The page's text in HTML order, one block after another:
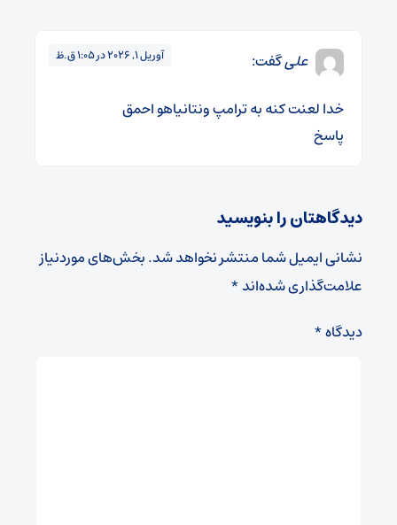
علیگفت: آوریل 1, 2026 در 1:05 ق.ظ
خدا لعنت کنه به ترامپ ونتانیاهو احمق
پاسخ
دیدگاهتان را بنویسید
نشانی ایمیل شما منتشر نخواهد شد.بخش‌های موردنیاز
علامت‌گذاری شده‌اند*
دیدگاه*